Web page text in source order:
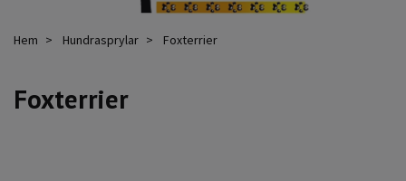
Hem Hundrasprylar Foxterrier
Foxterrier